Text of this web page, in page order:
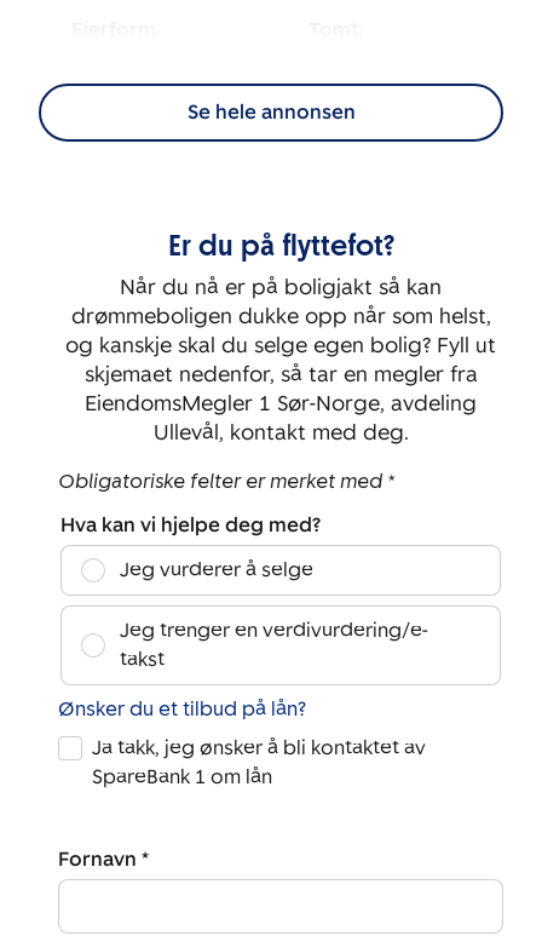
Energimerking:
BRA-i:
4
Rom:
1
Se hele annonsen
Er du på flyttefot?
Når du nå er på boligjakt så kan
drømmeboligen dukke opp når som helst,
og kanskje skal du selge egen bolig? Fyll ut
skjemaet nedenfor, så tar en megler fra
EiendomsMegler 1 Sør-Norge, avdeling
Ullevål, kontakt med deg.
Obligatoriske felter er merket med *
Hva kan vi hjelpe deg med?
Jeg vurderer å selge
Jeg trenger en verdivurdering/e-
takst
Ønsker du et tilbud på lån?
Ja takk, jeg ønsker å bli kontaktet av
SpareBank 1 om lån
Fornavn *